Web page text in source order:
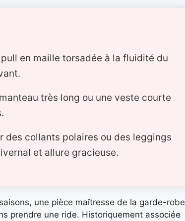
en maille torsadée à la fluidité du
très long ou une veste courte
des collants polaires ou des leggings
et allure gracieuse.
une pièce maîtresse de la garde-robe
prendre une ride. Historiquement associée